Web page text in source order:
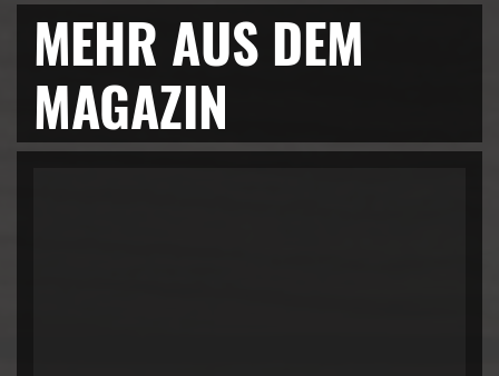
MEHR AUS DEM
MAGAZIN